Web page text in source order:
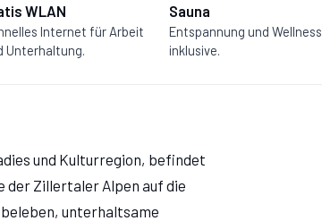
WLAN
Internet für Arbeit
Unterhaltung.
Sauna
Entspannung und Wellness
inklusive.
und Kulturregion, befindet
der Zillertaler Alpen auf die
unterhaltsame